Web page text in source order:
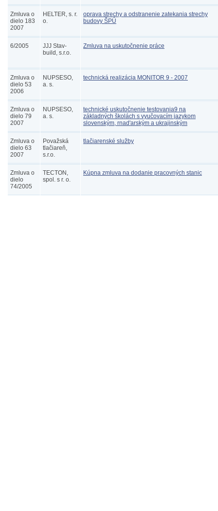
Zmluva o
dielo 183
2007
HELTER, s. r.
o.
oprava strechy a odstranenie zatekania strechy
budovy ŠPÚ
6/2005
JJJ Stav-
build, s.r.o.
Zmluva na uskutočnenie práce
Zmluva o
dielo 53
2006
NUPSESO,
a. s.
technická realizácia MONITOR 9 - 2007
Zmluva o
dielo 79
2007
NUPSESO,
a. s.
technické uskutočnenie testovania9 na
základných školách s vyučovacím jazykom
slovenským, rnad'arským a ukrajinským
Zmluva o
dielo 63
2007
Považská
tlačiareň,
s.r.o.
tlačiarenské služby
Zmluva o
dielo
74/2005
TECTON,
spol. s r. o.
Kúpna zmluva na dodanie pracovných stanic